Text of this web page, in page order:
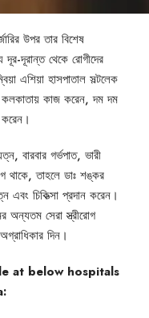
উপর তার বিশেষ
দূর-দূরান্ত থেকে রোগীদের
এশিয়া হাসপাতাল সল্টলেক
কাজ করেন, দম দম
বারবার গর্ভপাত, ভারী
থাকে, তাহলে ডাঃ শঙ্কর
এবং চিকিত্সা প্রদান করেন।
অন্যতম সেরা স্ত্রীরোগ
দিন।
at below hospitals